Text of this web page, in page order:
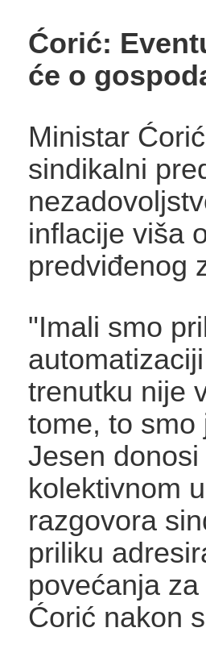
Ćorić:
će o
Ministar
sindikalni
inflacije viša
predviđenog
"Imali smo
trenutku nije
tome, to smo
Jesen
kolektivnom
razgovora
priliku
povećanja
Ćorić nakon